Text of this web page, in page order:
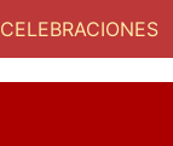
CELEBRACIONES